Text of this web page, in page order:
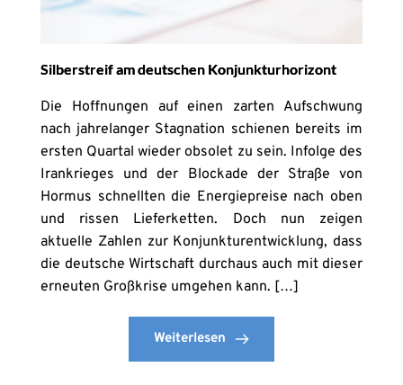
Silberstreif am deutschen Konjunkturhorizont
Die Hoffnungen auf einen zarten Aufschwung
nach jahrelanger Stagnation schienen bereits im
ersten Quartal wieder obsolet zu sein. Infolge des
Irankrieges und der Blockade der Straße von
Hormus schnellten die Energiepreise nach oben
und rissen Lieferketten. Doch nun zeigen
aktuelle Zahlen zur Konjunkturentwicklung, dass
die deutsche Wirtschaft durchaus auch mit dieser
erneuten Großkrise umgehen kann. […]
Weiterlesen